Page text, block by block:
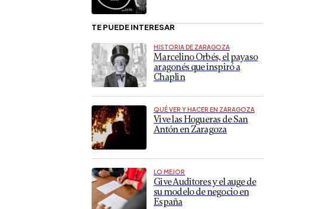
TE PUEDE INTERESAR
HISTORIA DE ZARAGOZA
Marcelino Orbés, el payaso
aragonés que inspiró a
Chaplin
QUÉ VER Y HACER EN ZARAGOZA
Vive las Hogueras de San
Antón en Zaragoza
LO MEJOR
Give Auditores y el auge de
su modelo de negocio en
España